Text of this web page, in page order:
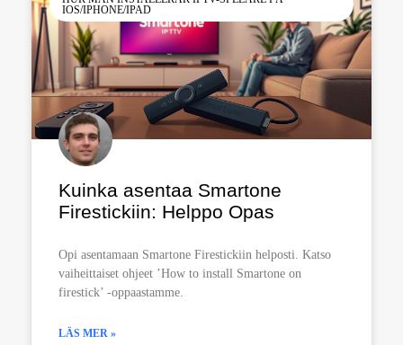
IOS/IPHONE/IPAD
Kuinka asentaa Smartone
Firestickiin: Helppo Opas
Opi asentamaan Smartone Firestickiin helposti. Katso
vaiheittaiset ohjeet ’How to install Smartone on
firestick’ -oppaastamme.
LÄS MER »